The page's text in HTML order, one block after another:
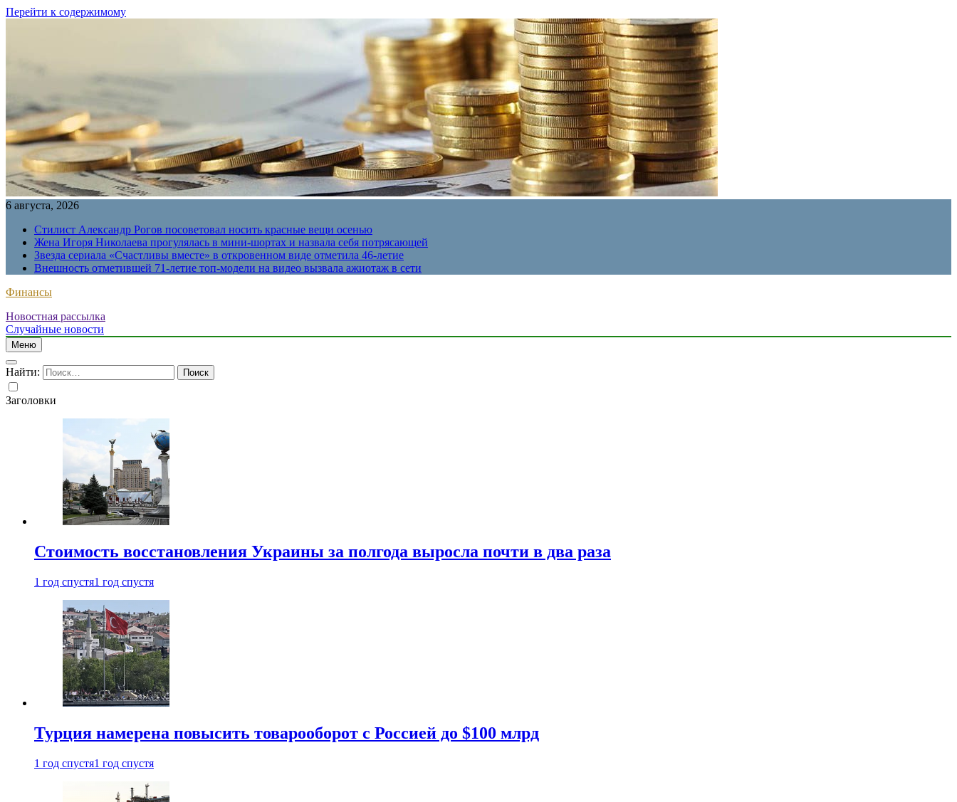
Перейти к содержимому
6 августа, 2026
Стилист Александр Рогов посоветовал носить красные вещи осенью
Жена Игоря Николаева прогулялась в мини-шортах и назвала себя потрясающей
Звезда сериала «Счастливы вместе» в откровенном виде отметила 46-летие
Внешность отметившей 71-летие топ-модели на видео вызвала ажиотаж в сети
Финансы
Новостная рассылка
Случайные новости
Меню
Найти:
Заголовки
Стоимость восстановления Украины за полгода выросла почти в два раза
1 год спустя1 год спустя
Турция намерена повысить товарооборот с Россией до $100 млрд
1 год спустя1 год спустя